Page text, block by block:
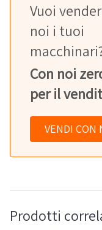
Vuoi
noi i tuoi
Con noi
per il
VENDI CON
Prodotti